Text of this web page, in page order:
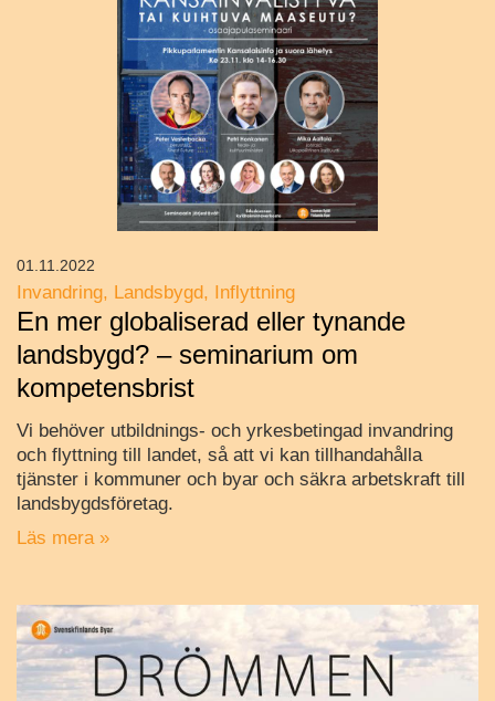
Invandring Landsbygd Inflyttning
En mer globaliserad eller tynande
landsbygd? – seminarium om
kompetensbrist
Vi behöver utbildnings- och yrkesbetingad invandring
och flyttning till landet, så att vi kan tillhandahålla
tjänster i kommuner och byar och säkra arbetskraft till
landsbygdsföretag.
Läs mera »
01.11.2022